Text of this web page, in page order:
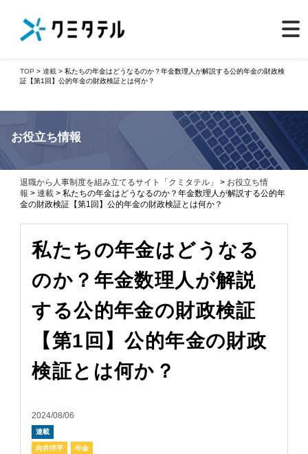
TOP >連載 > 私たちの年金はどうなるのか？年金数理人が解説する公的年金の財政検
証【第1回】公的年金の財政検証とは何か？
お役立ち情報
退職から人事制度を組み立てるサイト「クミタテル」 > お役立ち情
報 >連載 > 私たちの年金はどうなるのか？年金数理人が解説する公的年
金の財政検証【第1回】公的年金の財政検証とは何か？
私たちの年金はどうなる
のか？年金数理人が解説
する公的年金の財政検証
【第1回】公的年金の財政
検証とは何か？
2024/08/06
連載
向井洋平 年金